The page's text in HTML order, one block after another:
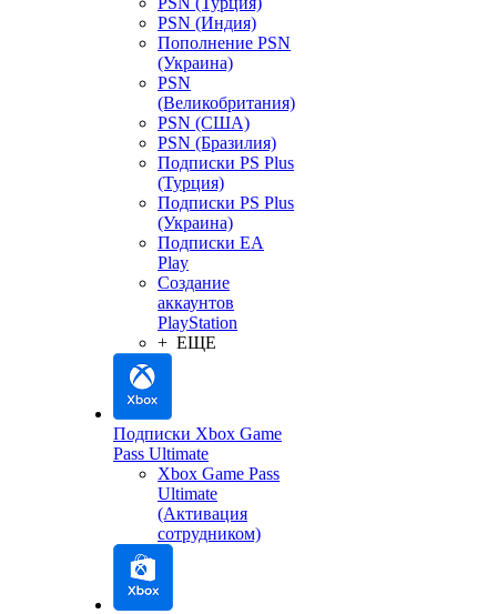
PSN (Индия)
Пополнение PSN
(Украина)
PSN
(Великобритания)
PSN (США)
PSN (Бразилия)
Подписки PS Plus
(Турция)
Подписки PS Plus
(Украина)
Подписки EA
Play
Создание
аккаунтов
PlayStation
+ ЕЩЕ
Подписки Xbox Game
Pass Ultimate
Xbox Game Pass
Ultimate
(Активация
сотрудником)